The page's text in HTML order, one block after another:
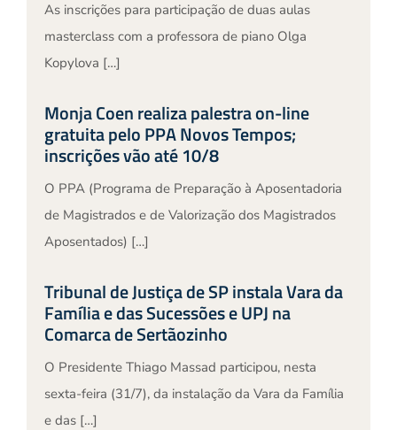
As inscrições para participação de duas aulas
masterclass com a professora de piano Olga
Kopylova […]
Monja Coen realiza palestra on-line
gratuita pelo PPA Novos Tempos;
inscrições vão até 10/8
O PPA (Programa de Preparação à Aposentadoria
de Magistrados e de Valorização dos Magistrados
Aposentados) […]
Tribunal de Justiça de SP instala Vara da
Família e das Sucessões e UPJ na
Comarca de Sertãozinho
O Presidente Thiago Massad participou, nesta
sexta-feira (31/7), da instalação da Vara da Família
e das […]